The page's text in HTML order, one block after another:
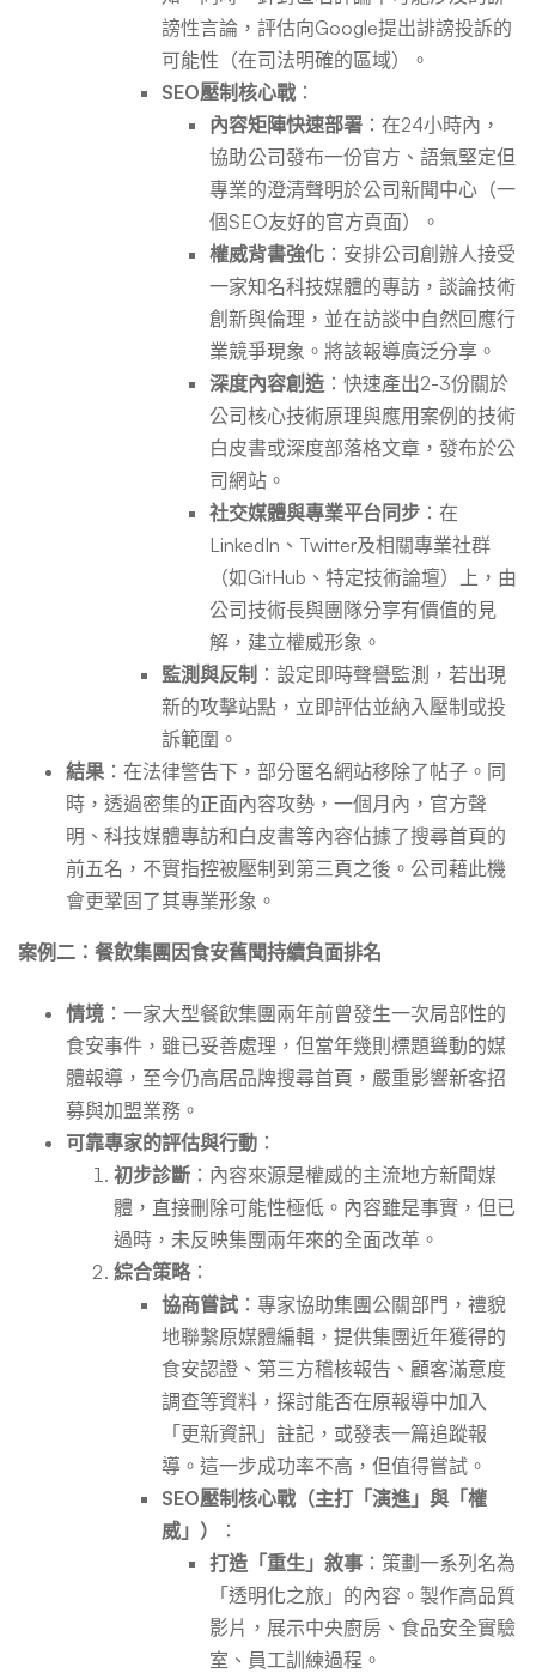
謗性言論，評估向Google提出誹謗投訴的
可能性（在司法明確的區域）。
SEO壓制核心戰：
內容矩陣快速部署 ：在24小時內，
協助公司發布一份官方、語氣堅定但
專業的澄清聲明於公司新聞中心（一
個SEO友好的官方頁面）。
權威背書強化 ：安排公司創辦人接受
一家知名科技媒體的專訪，談論技術
創新與倫理，並在訪談中自然回應行
業競爭現象。將該報導廣泛分享。
深度內容創造 ：快速產出2-3份關於
公司核心技術原理與應用案例的技術
白皮書或深度部落格文章，發布於公
司網站。
社交媒體與專業平台同步 ：在
LinkedIn、Twitter及相關專業社群
（如GitHub、特定技術論壇）上，由
公司技術長與團隊分享有價值的見
解，建立權威形象。
監測與反制 ：設定即時聲譽監測，若出現
新的攻擊站點，立即評估並納入壓制或投
訴範圍。
結果 ：在法律警告下，部分匿名網站移除了帖子。同
時，透過密集的正面內容攻勢，一個月內，官方聲
明、科技媒體專訪和白皮書等內容佔據了搜尋首頁的
前五名，不實指控被壓制到第三頁之後。公司藉此機
會更鞏固了其專業形象。
案例二：餐飲集團因食安舊聞持續負面排名
情境 ：一家大型餐飲集團兩年前曾發生一次局部性的
食安事件，雖已妥善處理，但當年幾則標題聳動的媒
體報導，至今仍高居品牌搜尋首頁，嚴重影響新客招
募與加盟業務。
可靠專家的評估與行動 ：
初步診斷 ：內容來源是權威的主流地方新聞媒
體，直接刪除可能性極低。內容雖是事實，但已
過時，未反映集團兩年來的全面改革。
綜合策略：
協商嘗試 ：專家協助集團公關部門，禮貌
地聯繫原媒體編輯，提供集團近年獲得的
食安認證、第三方稽核報告、顧客滿意度
調查等資料，探討能否在原報導中加入
「更新資訊」註記，或發表一篇追蹤報
導。這一步成功率不高，但值得嘗試。
SEO壓制核心戰（主打「演進」與「權
威」）
：
打造「重生」敘事 ：策劃一系列名為
「透明化之旅」的內容。製作高品質
影片，展示中央廚房、食品安全實驗
室、員工訓練過程。